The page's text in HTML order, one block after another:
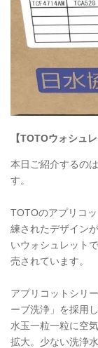
【TOTOウォシュ
本日ご紹介するの
す。
TOTOのアプリコ
練されたデザイン
いウォシュレット
売されています。
アプリコットシリ
ーブ洗浄」を採用
水玉一粒一粒に空
拡大。少ない洗浄